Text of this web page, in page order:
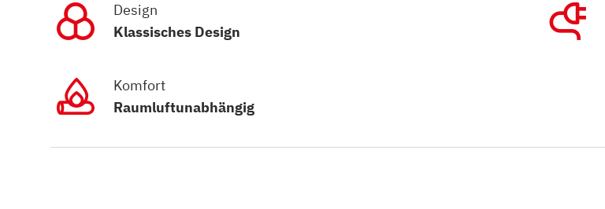
Design
Klassisches Design
Komfort
Raumluftunabhängig